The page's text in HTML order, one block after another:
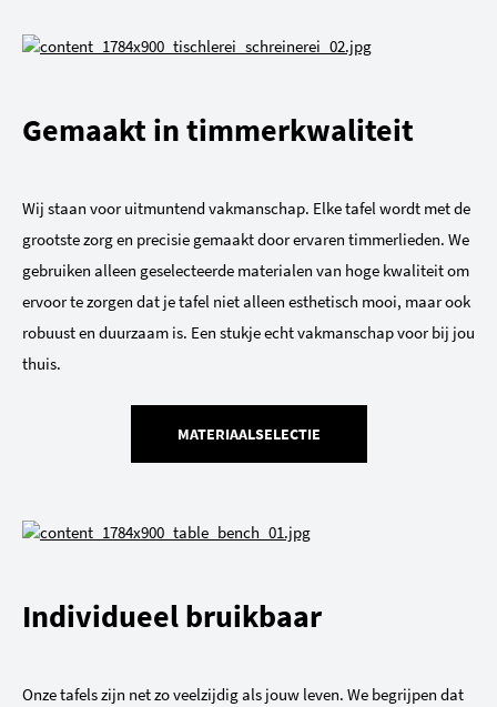
Gemaakt in timmerkwaliteit
Wij staan voor uitmuntend vakmanschap. Elke tafel wordt met de
grootste zorg en precisie gemaakt door ervaren timmerlieden. We
gebruiken alleen geselecteerde materialen van hoge kwaliteit om
ervoor te zorgen dat je tafel niet alleen esthetisch mooi, maar ook
robuust en duurzaam is. Een stukje echt vakmanschap voor bij jou
thuis.
MATERIAALSELECTIE
Individueel bruikbaar
Onze tafels zijn net zo veelzijdig als jouw leven. We begrijpen dat